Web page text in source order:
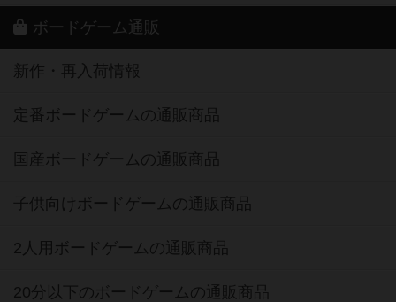
ボードゲーム通販
新作・再入荷情報
定番ボードゲームの通販商品
国産ボードゲームの通販商品
子供向けボードゲームの通販商品
2人用ボードゲームの通販商品
20分以下のボードゲームの通販商品